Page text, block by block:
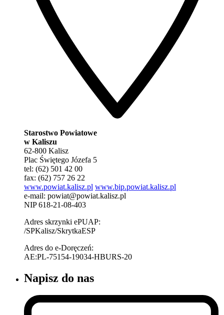
Starostwo Powiatowe
w Kaliszu
62-800 Kalisz
Plac Świętego Józefa 5
tel: (62) 501 42 00
fax: (62) 757 26 22
www.powiat.kalisz.pl www.bip.powiat.kalisz.pl
e-mail: powiat@powiat.kalisz.pl
NIP 618-21-08-403
Adres skrzynki ePUAP:
/SPKalisz/SkrytkaESP
Adres do e-Doręczeń:
AE:PL-75154-19034-HBURS-20
Napisz do nas